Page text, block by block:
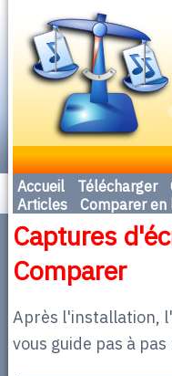
Accueil Télécharger
Articles
Comparer en
Captures
Comparer
Après l'installation,
vous guide pas à pas